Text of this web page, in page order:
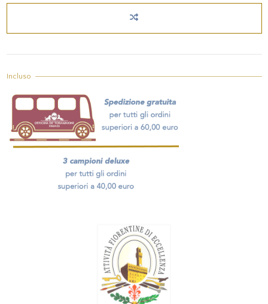
Incluso